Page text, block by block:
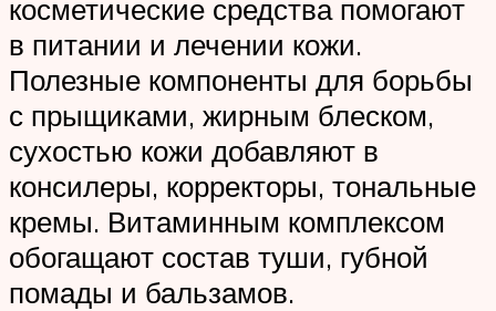
косметические средства помогают
в питании и лечении кожи.
Полезные компоненты для борьбы
с прыщиками, жирным блеском,
сухостью кожи добавляют в
консилеры, корректоры, тональные
кремы. Витаминным комплексом
обогащают состав туши, губной
помады и бальзамов.